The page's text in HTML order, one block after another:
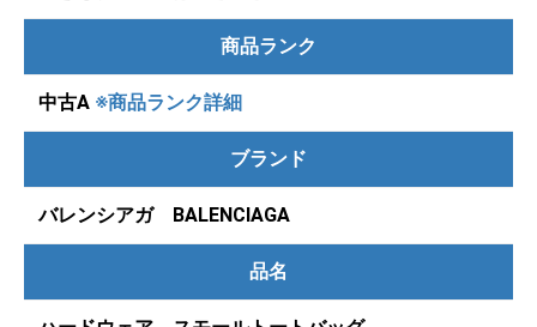
商品ランク
中古A ※商品ランク詳細
ブランド
バレンシアガ BALENCIAGA
品名